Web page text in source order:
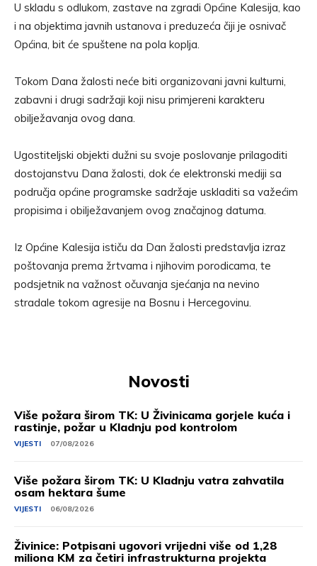
U skladu s odlukom, zastave na zgradi Općine Kalesija, kao
i na objektima javnih ustanova i preduzeća čiji je osnivač
Općina, bit će spuštene na pola koplja.
Tokom Dana žalosti neće biti organizovani javni kulturni,
zabavni i drugi sadržaji koji nisu primjereni karakteru
obilježavanja ovog dana.
Ugostiteljski objekti dužni su svoje poslovanje prilagoditi
dostojanstvu Dana žalosti, dok će elektronski mediji sa
područja općine programske sadržaje uskladiti sa važećim
propisima i obilježavanjem ovog značajnog datuma.
Iz Općine Kalesija ističu da Dan žalosti predstavlja izraz
poštovanja prema žrtvama i njihovim porodicama, te
podsjetnik na važnost očuvanja sjećanja na nevino
stradale tokom agresije na Bosnu i Hercegovinu.
Novosti
Više požara širom TK: U Živinicama gorjele kuća i
rastinje, požar u Kladnju pod kontrolom
VIJESTI 07/08/2026
Više požara širom TK: U Kladnju vatra zahvatila
osam hektara šume
VIJESTI 06/08/2026
Živinice: Potpisani ugovori vrijedni više od 1,28
miliona KM za četiri infrastrukturna projekta